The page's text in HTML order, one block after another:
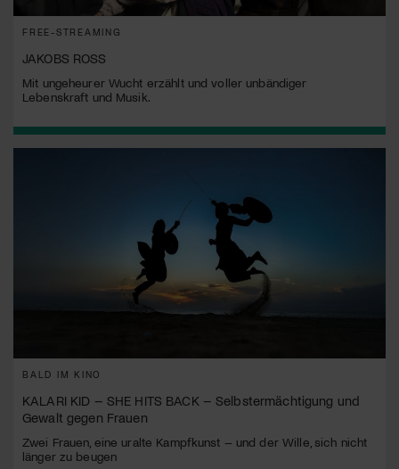
FREE-STREAMING
JAKOBS ROSS
Mit ungeheurer Wucht erzählt und voller unbändiger
Lebenskraft und Musik.
BALD IM KINO
KALARI KID – SHE HITS BACK – Selbstermächtigung und
Gewalt gegen Frauen
Zwei Frauen, eine uralte Kampfkunst – und der Wille, sich nicht
länger zu beugen